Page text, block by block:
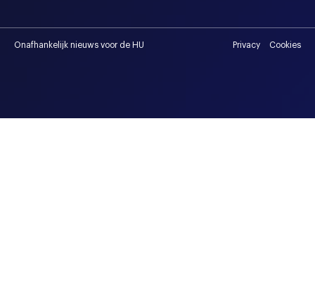
Onafhankelijk nieuws voor de HU Privacy Cookies